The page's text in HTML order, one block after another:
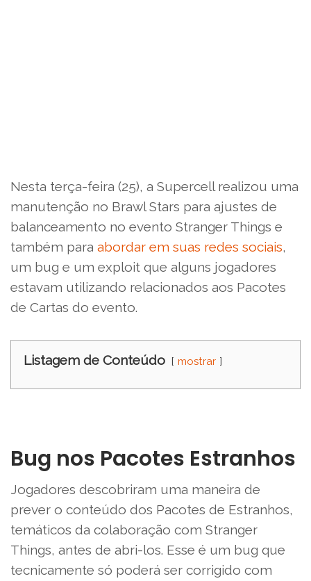
Nesta terça-feira (25), a Supercell realizou uma
manutenção no Brawl Stars para ajustes de
balanceamento no evento Stranger Things e
também para abordar em suas redes sociais,
um bug e um exploit que alguns jogadores
estavam utilizando relacionados aos Pacotes
de Cartas do evento.
Listagem de Conteúdo mostrar
Bug nos Pacotes Estranhos
Jogadores descobriram uma maneira de
prever o conteúdo dos Pacotes de Estranhos,
temáticos da colaboração com Stranger
Things, antes de abri-los. Esse é um bug que
tecnicamente só poderá ser corrigido com